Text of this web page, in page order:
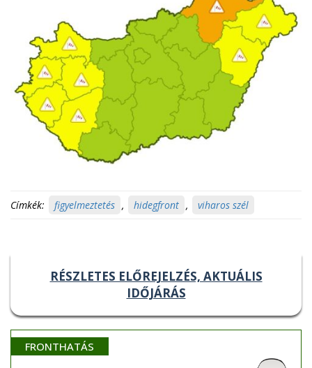
Címkék: figyelmeztetés , hidegfront , viharos szél
RÉSZLETES ELŐREJELZÉS, AKTUÁLIS
IDŐJÁRÁS
FRONTHATÁS